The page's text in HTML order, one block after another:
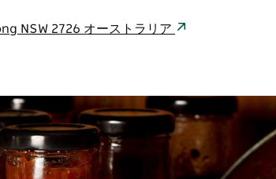
NSW 2726 オーストラリア